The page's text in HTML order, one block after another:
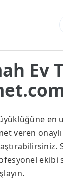
Ev
en
veren
ekibi